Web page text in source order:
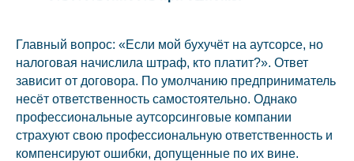
Главный вопрос: «Если мой бухучёт на аутсорсе, но
налоговая начислила штраф, кто платит?». Ответ
зависит от договора. По умолчанию предприниматель
несёт ответственность самостоятельно. Однако
профессиональные аутсорсинговые компании
страхуют свою профессиональную ответственность и
компенсируют ошибки, допущенные по их вине.